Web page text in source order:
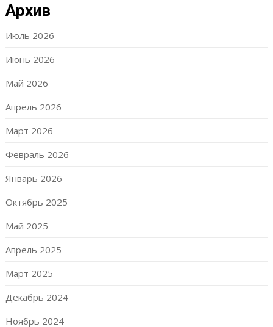
Архив
Июль 2026
Июнь 2026
Май 2026
Апрель 2026
Март 2026
Февраль 2026
Январь 2026
Октябрь 2025
Май 2025
Апрель 2025
Март 2025
Декабрь 2024
Ноябрь 2024